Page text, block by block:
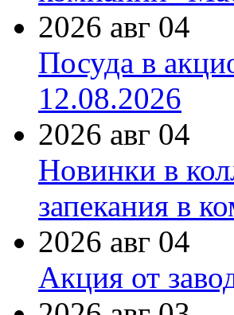
2026 авг 04
Посуда в
12.08.2026
2026 авг 04
Новинки в
запекания в
2026 авг 04
Акция от